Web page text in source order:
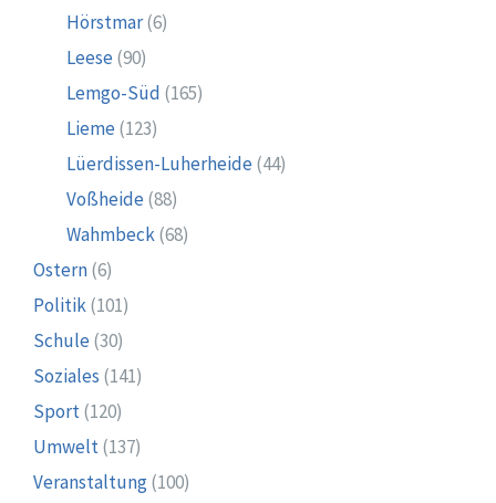
Hörstmar(6)
Leese (90)
Lemgo-Süd (165)
Lieme (123)
Lüerdissen-Luherheide (44)
Voßheide (88)
Wahmbeck(68)
Ostern(6)
Politik(101)
Schule (30)
Soziales (141)
Sport(120)
Umwelt(137)
Veranstaltung(100)